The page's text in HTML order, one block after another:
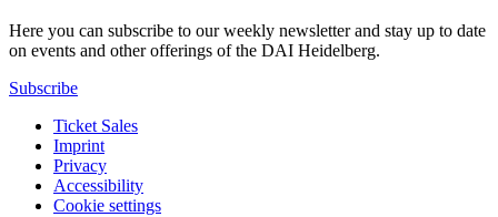
Here you can subscribe to our weekly newsletter and stay up to date
on events and other offerings of the DAI Heidelberg.
Subscribe
Ticket Sales
Imprint
Privacy
Accessibility
Cookie settings